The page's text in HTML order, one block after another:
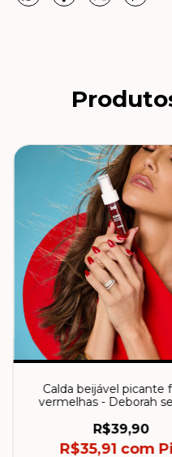
Calda beijável picante
vermelhas - Deborah
R$39,90
R$35,91 com